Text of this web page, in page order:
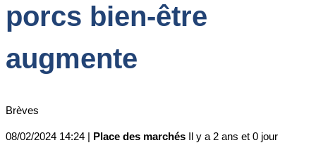
porcs bien-être
augmente
Brèves
08/02/2024 14:24 | Place des marchés Il y a 2 ans et 0 jour